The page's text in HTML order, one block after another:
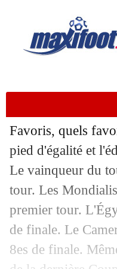
Favoris, quels
pied d'égalité et
Le vainqueur du
tour. Les
premier tour.
de finale. Le
8es de finale.
:
31/01 Coupe
:
31/01 Lens:
31/01 Afrique du
31/01 Valence:
31/01 Coritiba: